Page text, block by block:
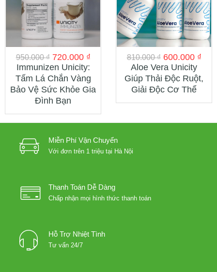
950.000₫ 720.000 ₫
Immunizen Unicity:
Tấm Lá Chắn Vàng
Bảo Vệ Sức Khỏe Gia
Đình Bạn
810.000₫ 600.000 ₫
Aloe Vera Unicity
Giúp Thải Độc Ruột,
Giải Độc Cơ Thể
Miễn Phí Vận Chuyển
Với đơn trên 1 triệu tại Hà Nội
Thanh Toán Dễ Dàng
Chấp nhận mọi hình thức thanh toán
Hỗ Trợ Nhiệt Tình
Tư vấn 24/7